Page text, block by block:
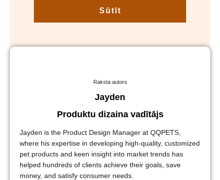
Sūtīt
Raksta autors
Jayden
Produktu dizaina vadītājs
Jayden is the Product Design Manager at QQPETS,
where his expertise in developing high-quality, customized
pet products and keen insight into market trends has
helped hundreds of clients achieve their goals, save
money, and satisfy consumer needs.